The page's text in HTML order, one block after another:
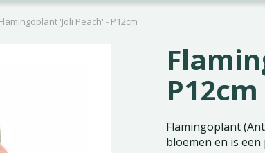
Flamingoplant 'Joli Peach' - P12cm
P12cm
Flamingoplant
bloemen en is